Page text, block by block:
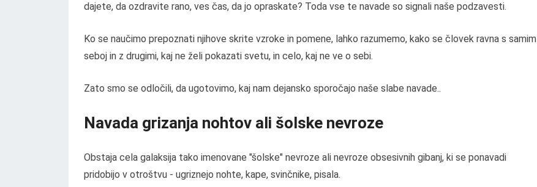
dajete, da ozdravite rano, ves čas, da jo opraskate? Toda vse te navade so signali naše podzavesti.
Ko se naučimo prepoznati njihove skrite vzroke in pomene, lahko razumemo, kako se človek ravna s samim
seboj in z drugimi, kaj ne želi pokazati svetu, in celo, kaj ne ve o sebi.
Zato smo se odločili, da ugotovimo, kaj nam dejansko sporočajo naše slabe navade..
Navada grizanja nohtov ali šolske nevroze
Obstaja cela galaksija tako imenovane "šolske" nevroze ali nevroze obsesivnih gibanj, ki se ponavadi
pridobijo v otroštvu - ugriznejo nohte, kape, svinčnike, pisala.